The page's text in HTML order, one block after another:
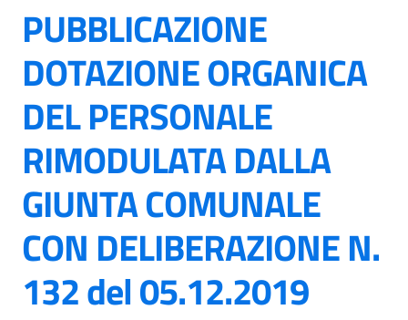
PUBBLICAZIONE
DOTAZIONE ORGANICA
DEL PERSONALE
RIMODULATA DALLA
GIUNTA COMUNALE
CON DELIBERAZIONE N.
132 del 05.12.2019